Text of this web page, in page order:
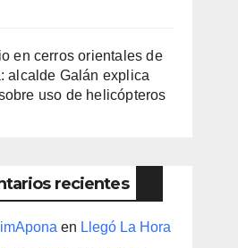
en cerros orientales de
alcalde Galán explica
uso de helicópteros
recientes
en Llegó La Hora